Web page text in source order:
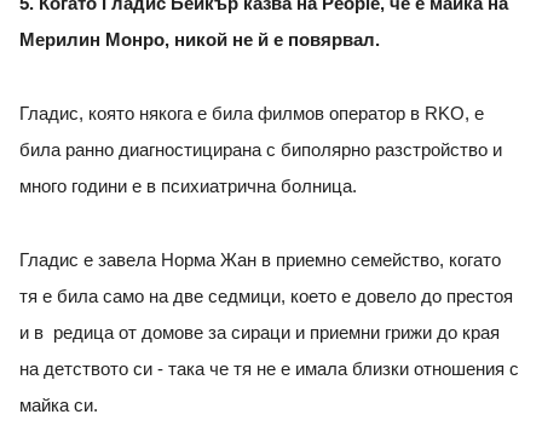
5. Когато Гладис Бейкър казва на People, че е майка на
Мерилин Монро, никой не й е повярвал.
Гладис, която някога е била филмов оператор в RKO, е
била ранно диагностицирана с биполярно разстройство и
много години е в психиатрична болница.
Гладис е завела Норма Жан в приемно семейство, когато
тя е била само на две седмици, което е довело до престоя
и в редица от домове за сираци и приемни грижи до края
на детството си - така че тя не е имала близки отношения с
майка си.